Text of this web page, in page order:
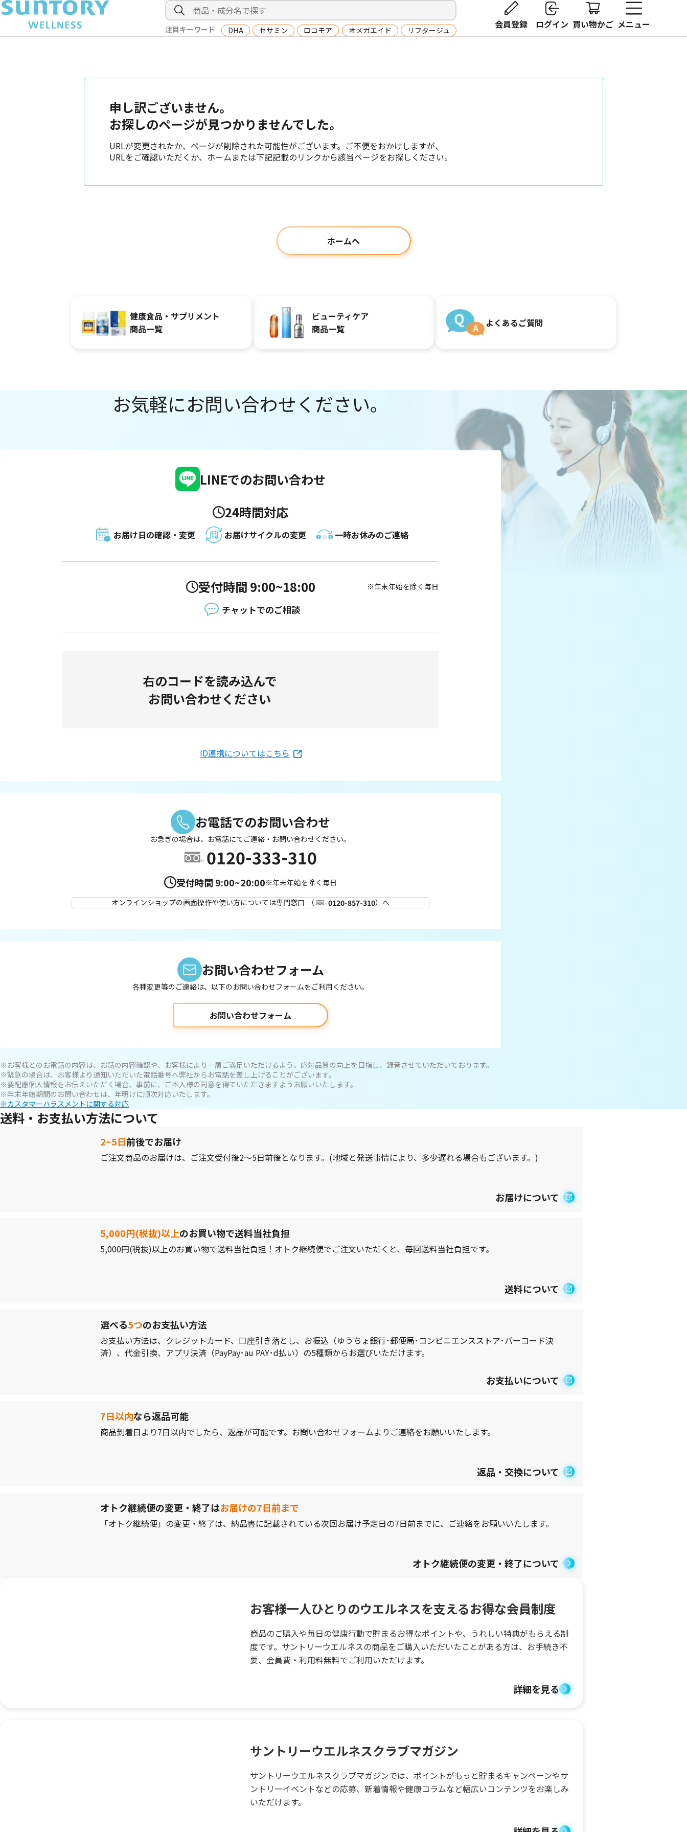
注目キーワード DHA セサミン ロコモア オメガエイド リフタージュ 会員登録 ログイン 買い物かご メニュー
申し訳ございません。
お探しのページが見つかりませんでした。
URLが変更されたか、ページが削除された可能性がございます。ご不便をおかけしますが、
URLをご確認いただくか、ホームまたは下記記載のリンクから該当ページをお探しください。
ホームへ
健康食品・サプリメント
商品一覧
ビューティケア
商品一覧
よくあるご質問
お気軽にお問い合わせください。
LINEでのお問い合わせ
24時間対応
お届け日の確認・変更 お届けサイクルの変更 一時お休みのご連絡
受付時間 9:00~18:00 ※年末年始を除く毎日
チャットでのご相談
右のコードを読み込んで
お問い合わせください
ID連携についてはこちら
お電話でのお問い合わせ
お急ぎの場合は、お電話にてご連絡・お問い合わせください。
0120-333-310
受付時間9:00~20:00※年末年始を除く毎日
オンラインショップの画面操作や使い方については専門窓口
（ 0120-857-310）へ
お問い合わせフォーム
各種変更等のご連絡は、以下のお問い合わせフォームをご利用ください。
お問い合わせフォーム
※お客様とのお電話の内容は、お話の内容確認や、お客様により一層ご満足いただけるよう、応対品質の向上を目指し、録音させていただいております。
※緊急の場合は、お客様より通知いただいた電話番号へ弊社からお電話を差し上げることがございます。
※要配慮個人情報をお伝えいただく場合、事前に、ご本人様の同意を得ていただきますようお願いいたします。
※年末年始期間のお問い合わせは、年明けに順次対応いたします。
※カスタマーハラスメントに関する対応
送料・お支払い方法について
2~5日前後でお届け
ご注文商品のお届けは、ご注文受付後2～5日前後となります。(地域と発送事情により、多少遅れる場合もございます。)
お届けについて
5,000円(税抜)以上のお買い物で送料当社負担
5,000円(税抜)以上のお買い物で送料当社負担！オトク継続便でご注文いただくと、毎回送料当社負担です。
送料について
選べる5つのお支払い方法
お支払い方法は、クレジットカード、口座引き落とし、お振込（ゆうちょ銀行･郵便局･コンビニエンスストア･バーコード決
済）、代金引換、アプリ決済（PayPay･au PAY･d払い）の5種類からお選びいただけます。
お支払いについて
7日以内なら返品可能
商品到着日より7日以内でしたら、返品が可能です。お問い合わせフォームよりご連絡をお願いいたします。
返品・交換について
オトク継続便の変更・終了はお届けの7日前まで
「オトク継続便」の変更・終了は、納品書に記載されている次回お届け予定日の7日前までに、ご連絡をお願いいたします。
オトク継続便の変更・終了について
お客様一人ひとりのウエルネスを支えるお得な会員制度
商品のご購入や毎日の健康行動で貯まるお得なポイントや、うれしい特典がもらえる制
度です。サントリーウエルネスの商品をご購入いただいたことがある方は、お手続き不
要、会員費・利用料無料でご利用いただけます。
詳細を見る
サントリーウエルネスクラブマガジン
サントリーウエルネスクラブマガジンでは、ポイントがもっと貯まるキャンペーンやサ
ントリーイベントなどの応募、新着情報や健康コラムなど幅広いコンテンツをお楽しみ
いただけます。